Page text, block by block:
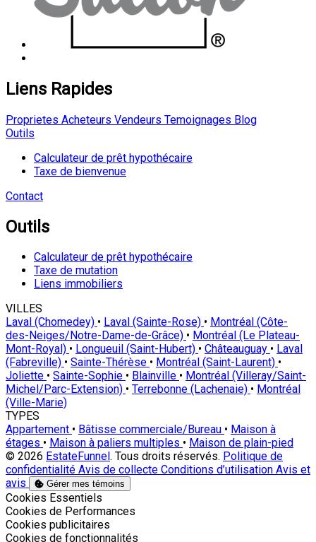
Liens Rapides
Proprietes Acheteurs Vendeurs Temoignages Blog
Outils
Calculateur de prêt hypothécaire
Taxe de bienvenue
Contact
Outils
Calculateur de prêt hypothécaire
Taxe de mutation
Liens immobiliers
VILLES
Laval (Chomedey) • Laval (Sainte-Rose) • Montréal (Côte-
des-Neiges/Notre-Dame-de-Grâce) • Montréal (Le Plateau-
Mont-Royal) • Longueuil (Saint-Hubert) • Châteauguay • Laval
(Fabreville) • Sainte-Thérèse • Montréal (Saint-Laurent) •
Joliette • Sainte-Sophie • Blainville • Montréal (Villeray/Saint-
Michel/Parc-Extension) • Terrebonne (Lachenaie) • Montréal
(Ville-Marie)
TYPES
Appartement • Bâtisse commerciale/Bureau • Maison à
étages • Maison à paliers multiples • Maison de plain-pied
© 2026 EstateFunnel . Tous droits réservés. Politique de
confidentialité Avis de collecte Conditions d’utilisation Avis et
avis
Gérer mes témoins
Activer
Cookies Essentiels
Activer
Cookies de Performances
Activer
Cookies publicitaires
Activer
Cookies de fonctionnalités